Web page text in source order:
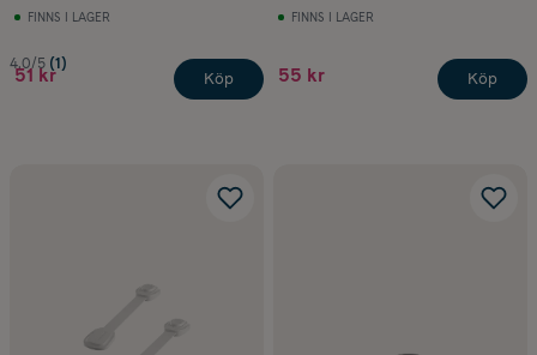
FINNS I LAGER
4.0/5 (1)
51 kr Köp
FINNS I LAGER
55 kr Köp